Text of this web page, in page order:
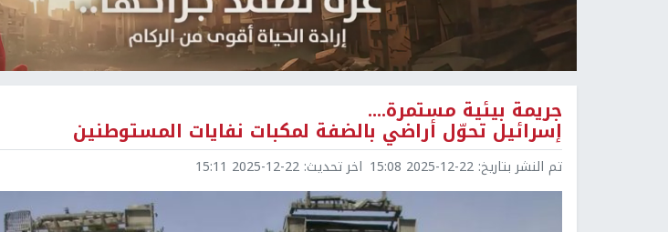
جريمة بيئية مستمرة....
إسرائيل تحوّل أراضي بالضفة لمكبات نفايات المستوطنين
تم النشر بتاريخ: 2025-12-22 15:08 اخر تحديث: 2025-12-22 15:11